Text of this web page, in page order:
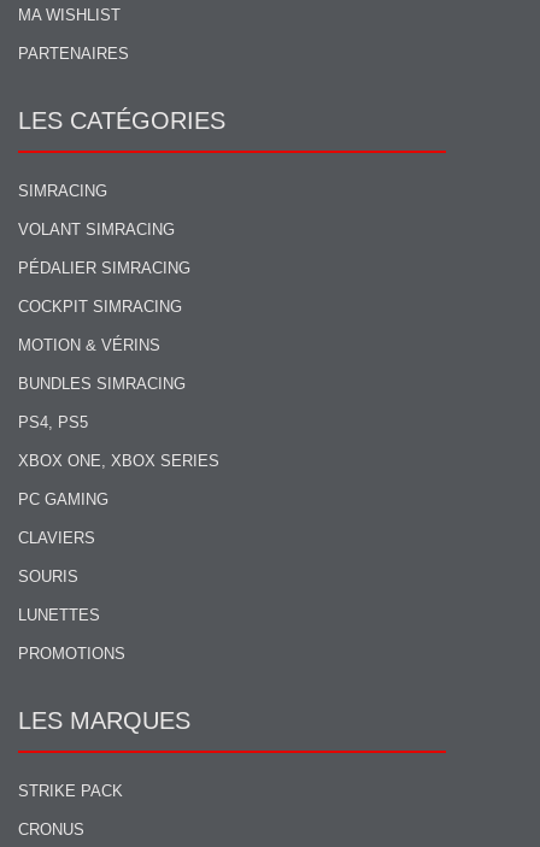
MA WISHLIST
PARTENAIRES
LES CATÉGORIES
SIMRACING
VOLANT SIMRACING
PÉDALIER SIMRACING
COCKPIT SIMRACING
MOTION & VÉRINS
BUNDLES SIMRACING
PS4, PS5
XBOX ONE, XBOX SERIES
PC GAMING
CLAVIERS
SOURIS
LUNETTES
PROMOTIONS
LES MARQUES
STRIKE PACK
CRONUS